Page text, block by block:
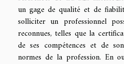
un gage de qualité et de
solliciter un professionnel
reconnues, telles que la
de ses compétences et de
normes de la profession. En